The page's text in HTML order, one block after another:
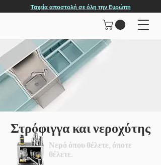
Ταχεία αποστολή σε όλη την Ευρώπη
Στρόφιγγα και νεροχύτης
Νερό όπου θέλετε, όποτε
θέλετε.